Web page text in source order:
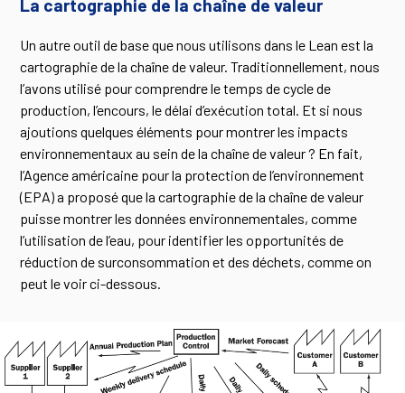
La cartographie de la chaîne de valeur
Un autre outil de base que nous utilisons dans le Lean est la
cartographie de la chaîne de valeur. Traditionnellement, nous
l’avons utilisé pour comprendre le temps de cycle de
production, l’encours, le délai d’exécution total. Et si nous
ajoutions quelques éléments pour montrer les impacts
environnementaux au sein de la chaîne de valeur ? En fait,
l’Agence américaine pour la protection de l’environnement
(EPA) a proposé que la cartographie de la chaîne de valeur
puisse montrer les données environnementales, comme
l’utilisation de l’eau, pour identifier les opportunités de
réduction de surconsommation et des déchets, comme on
peut le voir ci-dessous.